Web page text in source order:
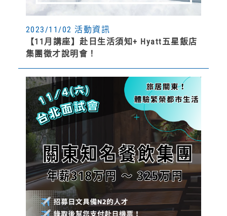
2023/11/02 活動資訊
【11月講座】赴日生活須知+ Hyatt五星飯店
集團徵才說明會！